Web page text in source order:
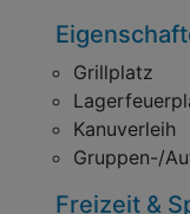
Grillplatz
Kanuverleih
Gruppen-/
Freizeit &